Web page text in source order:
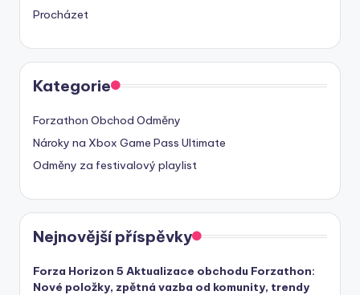
Procházet
Kategorie
Forzathon Obchod Odměny
Nároky na Xbox Game Pass Ultimate
Odměny za festivalový playlist
Nejnovější příspěvky
Forza Horizon 5 Aktualizace obchodu Forzathon:
Nové položky, zpětná vazba od komunity, trendy